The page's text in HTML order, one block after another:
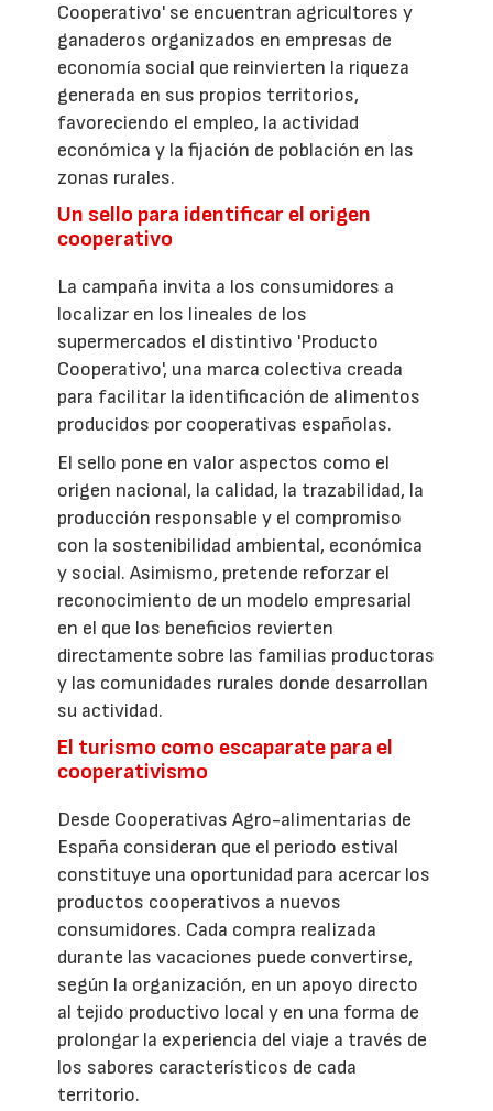
Cooperativo' se encuentran agricultores y
ganaderos organizados en empresas de
economía social que reinvierten la riqueza
generada en sus propios territorios,
favoreciendo el empleo, la actividad
económica y la fijación de población en las
zonas rurales.
Un sello para identificar el origen
cooperativo
La campaña invita a los consumidores a
localizar en los lineales de los
supermercados el distintivo 'Producto
Cooperativo', una marca colectiva creada
para facilitar la identificación de alimentos
producidos por cooperativas españolas.
El sello pone en valor aspectos como el
origen nacional, la calidad, la trazabilidad, la
producción responsable y el compromiso
con la sostenibilidad ambiental, económica
y social. Asimismo, pretende reforzar el
reconocimiento de un modelo empresarial
en el que los beneficios revierten
directamente sobre las familias productoras
y las comunidades rurales donde desarrollan
su actividad.
El turismo como escaparate para el
cooperativismo
Desde Cooperativas Agro-alimentarias de
España consideran que el periodo estival
constituye una oportunidad para acercar los
productos cooperativos a nuevos
consumidores. Cada compra realizada
durante las vacaciones puede convertirse,
según la organización, en un apoyo directo
al tejido productivo local y en una forma de
prolongar la experiencia del viaje a través de
los sabores característicos de cada
territorio.